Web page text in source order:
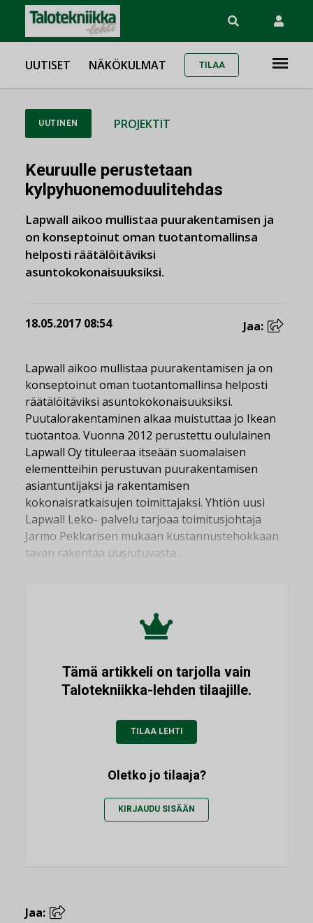
UUTISET NÄKÖKULMAT TILAA
UUTINEN PROJEKTIT
Keuruulle perustetaan
kylpyhuonemoduulitehdas
Lapwall aikoo mullistaa puurakentamisen ja
on konseptoinut oman tuotantomallinsa
helposti räätälöitäviksi
asuntokokonaisuuksiksi.
18.05.2017 08:54 Jaa:
Lapwall aikoo mullistaa puurakentamisen ja on
konseptoinut oman tuotantomallinsa helposti
räätälöitäviksi asuntokokonaisuuksiksi.
Puutalorakentaminen alkaa muistuttaa jo Ikean
tuotantoa. Vuonna 2012 perustettu oululainen
Lapwall Oy tituleeraa itseään suomalaisen
elementteihin perustuvan puurakentamisen
asiantuntijaksi ja rakentamisen
kokonaisratkaisujen toimittajaksi. Yhtiön uusi
Lapwall Leko- palvelu tarjoaa toimitusjohtaja
Jarmo Pekkarisen mukaan kustannustehokkaan
tavan rakentaa uusiutuvasta...
Tämä artikkeli on tarjolla vain
Talotekniikka-lehden tilaajille.
TILAA LEHTI
Oletko jo tilaaja?
KIRJAUDU SISÄÄN
Jaa: